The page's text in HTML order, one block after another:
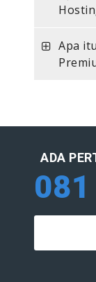
Apa
ADA